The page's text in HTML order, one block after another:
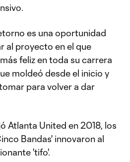
es una oportunidad
al proyecto en el que
feliz en toda su carrera
moldeó desde el inicio y
para volver a dar
Atlanta United en 2018, los
Bandas' innovaron al
'tifo'.